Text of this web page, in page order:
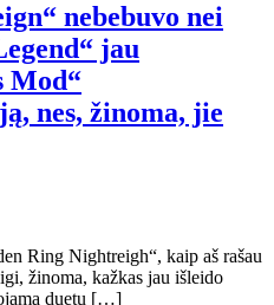
nebebuvo nei
jau
Mod“
nes, žinoma, jie
Ring Nightreigh“, kaip aš rašau
žinoma, kažkas jau išleido
duetų […]